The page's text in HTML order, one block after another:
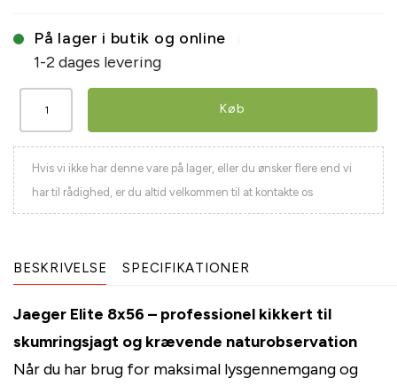
På lager i butik og online
1-2 dages levering
Køb
Hvis vi ikke har denne vare på lager, eller du ønsker flere end vi
har til rådighed, er du altid velkommen til at kontakte os
BESKRIVELSE SPECIFIKATIONER
Jaeger Elite 8x56 – professionel kikkert til
skumringsjagt og krævende naturobservation
Når du har brug for maksimal lysgennemgang og